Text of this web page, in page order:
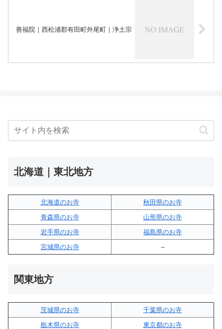
善福院｜西松浦郡有田町外尾町｜浄土宗
北海道｜東北地方
北海道のお寺
秋田県のお寺
青森県のお寺
山形県のお寺
岩手県のお寺
福島県のお寺
宮城県のお寺
–
関東地方
茨城県のお寺
千葉県のお寺
栃木県のお寺
東京都のお寺